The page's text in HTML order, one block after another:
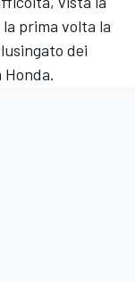
prima volta la
dei